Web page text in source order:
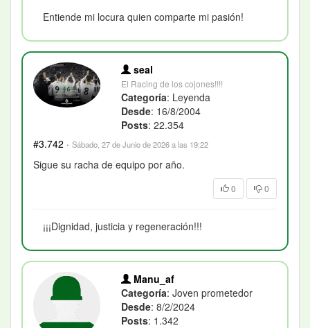
Entiende mi locura quien comparte mi pasión!
seal
El Racing de los cojones!!!!
Categoría: Leyenda
Desde: 16/8/2004
Posts: 22.354
#3.742 · Sábado, 27 de Junio de 2026 a las 19:22
Sigue su racha de equipo por año.
0 0
¡¡¡Dignidad, justicia y regeneración!!!
Manu_af
Categoría: Joven prometedor
Desde: 8/2/2024
Posts: 1.342